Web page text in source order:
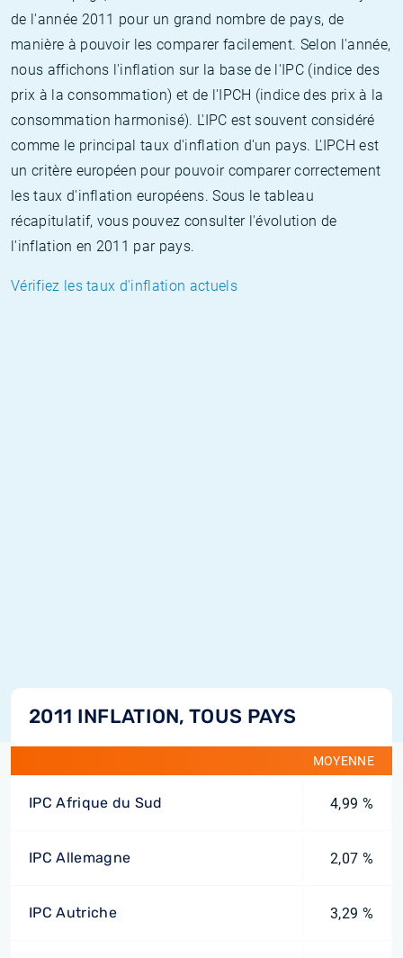
de l'année 2011 pour un grand nombre de pays, de
manière à pouvoir les comparer facilement. Selon l'année,
nous affichons l'inflation sur la base de l'IPC (indice des
prix à la consommation) et de l'IPCH (indice des prix à la
consommation harmonisé). L'IPC est souvent considéré
comme le principal taux d'inflation d'un pays. L'IPCH est
un critère européen pour pouvoir comparer correctement
les taux d'inflation européens. Sous le tableau
récapitulatif, vous pouvez consulter l'évolution de
l'inflation en 2011 par pays.
Vérifiez les taux d'inflation actuels
2011 INFLATION, TOUS PAYS
MOYENNE
IPC Afrique du Sud 4,99 %
IPC Allemagne 2,07 %
IPC Autriche 3,29 %